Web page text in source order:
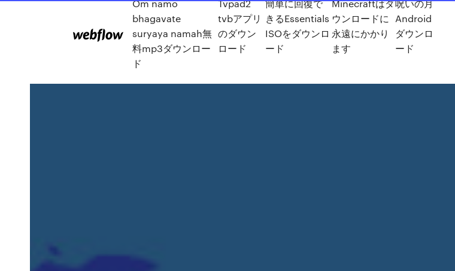
Om namo
bhagavate
suryaya namah無
料mp3ダウンロー
ド
Tvpad2
tvbアプリ
のダウン
ロード
簡単に回復で
きるEssentials
ISOをダウンロ
ード
Minecraftはダ
ウンロードに
永遠にかかり
ます
呪いの月
Android
ダウンロ
ード